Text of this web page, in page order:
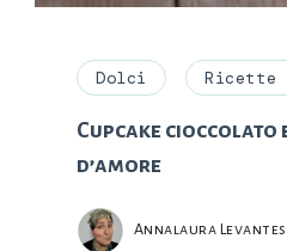
Dolci Ricette
Cupcake
d’amore
Annalaura